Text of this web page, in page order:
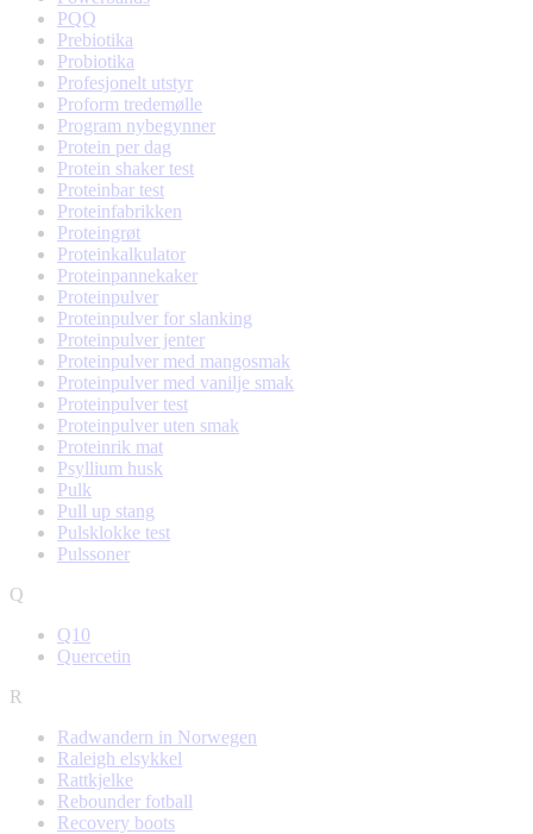
PQQ
Prebiotika
Probiotika
Profesjonelt utstyr
Proform tredemølle
Program nybegynner
Protein per dag
Protein shaker test
Proteinbar test
Proteinfabrikken
Proteingrøt
Proteinkalkulator
Proteinpannekaker
Proteinpulver
Proteinpulver for slanking
Proteinpulver jenter
Proteinpulver med mangosmak
Proteinpulver med vanilje smak
Proteinpulver test
Proteinpulver uten smak
Proteinrik mat
Psyllium husk
Pulk
Pull up stang
Pulsklokke test
Pulssoner
Q
Q10
Quercetin
R
Radwandern in Norwegen
Raleigh elsykkel
Rattkjelke
Rebounder fotball
Recovery boots